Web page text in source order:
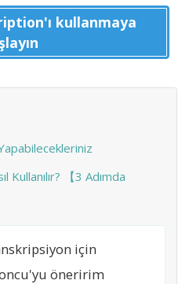
kullanmaya
Kullanılır? 【3 Adımda
için
öneririm